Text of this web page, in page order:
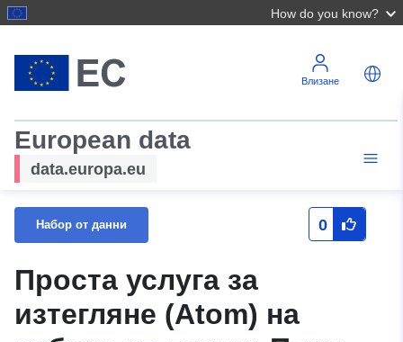
How do you know?
Влизане
European data
data.europa.eu
Набор от данни 0
Проста услуга за
изтегляне (Atom) на